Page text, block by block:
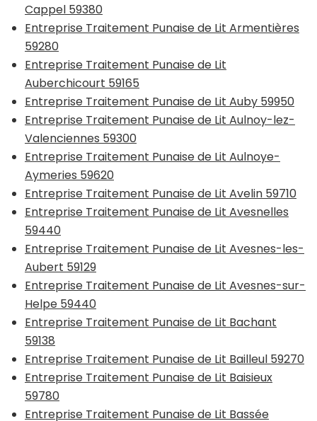
Cappel 59380
Entreprise Traitement Punaise de Lit Armentières
59280
Entreprise Traitement Punaise de Lit
Auberchicourt 59165
Entreprise Traitement Punaise de Lit Auby 59950
Entreprise Traitement Punaise de Lit Aulnoy-lez-
Valenciennes 59300
Entreprise Traitement Punaise de Lit Aulnoye-
Aymeries 59620
Entreprise Traitement Punaise de Lit Avelin 59710
Entreprise Traitement Punaise de Lit Avesnelles
59440
Entreprise Traitement Punaise de Lit Avesnes-les-
Aubert 59129
Entreprise Traitement Punaise de Lit Avesnes-sur-
Helpe 59440
Entreprise Traitement Punaise de Lit Bachant
59138
Entreprise Traitement Punaise de Lit Bailleul 59270
Entreprise Traitement Punaise de Lit Baisieux
59780
Entreprise Traitement Punaise de Lit Bassée